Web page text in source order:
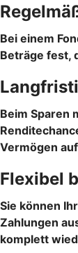
Bei einem
Beträge fest,
Beim Sparen
Vermögen
Flexibel
Sie können
Zahlungen
komplett